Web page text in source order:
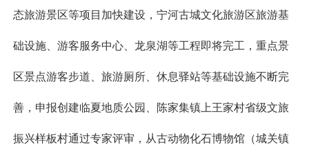
态旅游景区等项目加快建设，宁河古城文化旅游区旅游基
础设施、游客服务中心、龙泉湖等工程即将完工，重点景
区景点游客步道、旅游厕所、休息驿站等基础设施不断完
善，申报创建临夏地质公园、陈家集镇上王家村省级文旅
振兴样板村通过专家评审，从古动物化石博物馆（城关镇